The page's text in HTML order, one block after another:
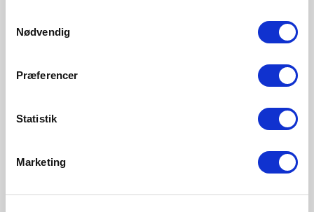
Nødvendig
Præferencer
Statistik
Marketing
Verwandte Produkte